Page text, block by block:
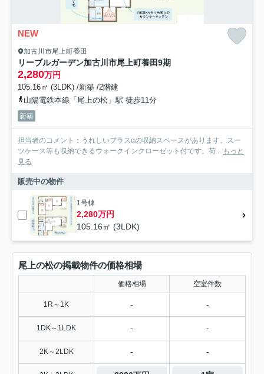
NEW
加古川市尾上町養田
リーブルガーデン加古川市尾上町養田9期
2,280万円
105.16㎡ (3LDK) /新築 /2階建
山陽電鉄本線「尾上の松」駅 徒歩11分
新築
担当者のコメント：うれしいプラスαの収納スペースがあります。スー
ツケース等も収納できるウォークインクローゼット付です。荷... もっと
見る
販売中の物件
1号棟
2,280万円
105.16㎡ (3LDK)
尾上の松の掲載物件の価格相場
価格相場 空室件数
1R～1K - -
1DK～1LDK - -
2K～2LDK - -